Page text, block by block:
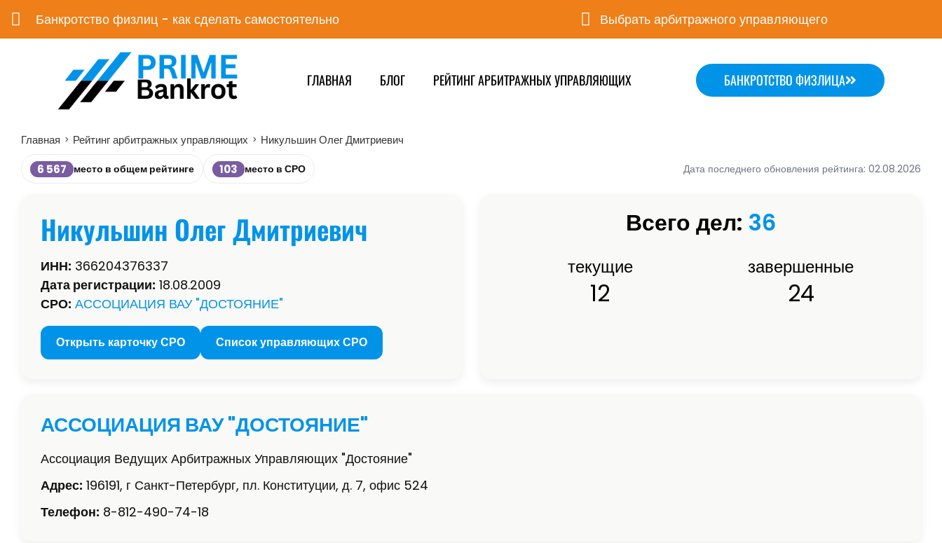
Банкротство физлиц - как сделать самостоятельно Выбрать арбитражного управляющего
ГЛАВНАЯ БЛОГ РЕЙТИНГ АРБИТРАЖНЫХ УПРАВЛЯЮЩИХ БАНКРОТСТВО ФИЗЛИЦА
Главная > Рейтинг арбитражных управляющих > Никульшин Олег Дмитриевич
6 567 место в общем рейтинге 103 место в СРО Дата последнего обновления рейтинга: 02.08.2026
Никульшин Олег Дмитриевич
ИНН: 366204376337
Дата регистрации: 18.08.2009
СРО: АССОЦИАЦИЯ ВАУ "ДОСТОЯНИЕ"
Открыть карточку СРО Список управляющих СРО
Всего дел: 36
текущие
12
завершенные
24
АССОЦИАЦИЯ ВАУ "ДОСТОЯНИЕ"
Ассоциация Ведущих Арбитражных Управляющих "Достояние"
Адрес: 196191, г Санкт-Петербург, пл. Конституции, д. 7, офис 524
Телефон: 8-812-490-74-18